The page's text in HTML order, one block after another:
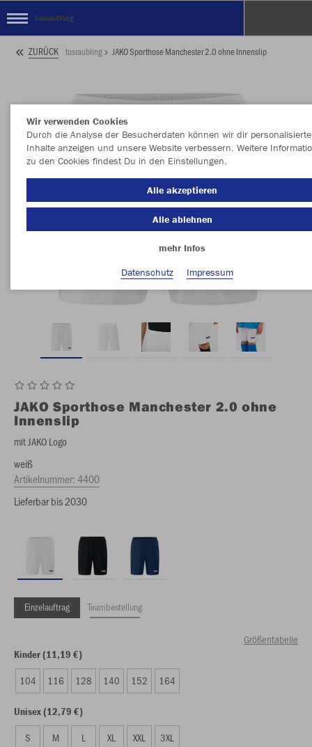
tusraubling
ZURÜCK tusraubling JAKO Sporthose Manchester 2.0 ohne Innenslip
JAKO Sporthose Manchester 2.0 ohne
Innenslip
mit JAKO Logo
weiß
Artikelnummer:4400
Lieferbar bis 2030
Einzelauftrag Teambestellung
Größentabelle
Kinder (11,19 €)
104 116 128 140 152 164
Unisex (12,79 €)
S M L XL XXL 3XL
Wir verwenden Cookies
Durch die Analyse der Besucherdaten können wir dir personalisierte
Inhalte anzeigen und unsere Website verbessern. Weitere
zu den Cookies findest Du in den Einstellungen.
Alle akzeptieren
Alle ablehnen
mehr Infos
Datenschutz
Impressum